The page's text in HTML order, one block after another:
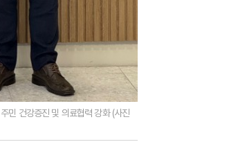
민 건강증진 및 의료협력 강화 (사진